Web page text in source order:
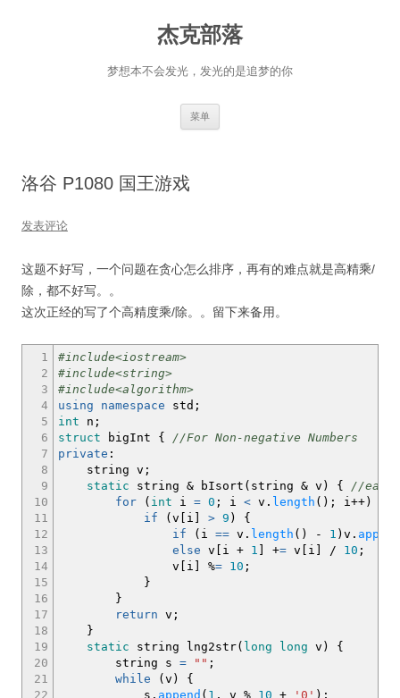
杰克部落
梦想本不会发光，发光的是追梦的你
菜单
洛谷 P1080 国王游戏
发表评论
这题不好写，一个问题在贪心怎么排序，再有的难点就是高精乘/
除，都不好写。。
这次正经的写了个高精度乘/除。。留下来备用。
1
2
3
4
5
6
7
8
9
10
11
12
13
14
15
16
17
18
19
20
21
22
#include<iostream>
#include<string>
#include<algorithm>
using
namespace std ;
int n ;
struct bigInt {
//For Non-negative Numbers
private :
string v ;
static string & bIsort ( string & v ) {
//each
for
( int i = 0 ; i < v. length ( ) ; i++)
if
( v i > 9 )
{
if
( i == v. length ( ) - 1 ) v. append
else v i + 1 += v i / 10 ;
v
i %= 10 ;
}
}
return v ;
}
static string lng2str( long long v )
{
string s = "" ;
while
( v )
{
s. append ( 1 , v % 10 + '0' ) ;